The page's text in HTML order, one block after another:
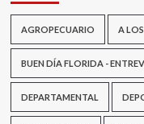
AGROPECUARIO A
BUEN DÍA FLORIDA -
DEPARTAMENTAL